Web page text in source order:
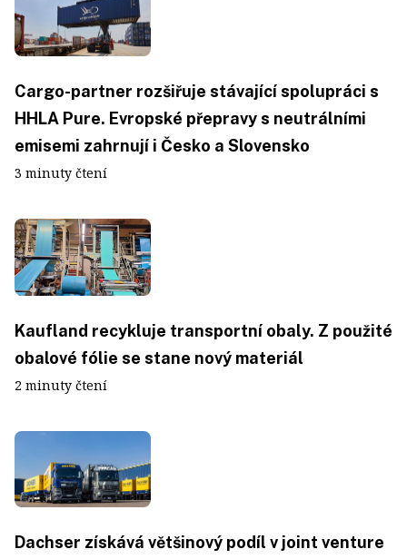
Cargo-partner rozšiřuje stávající spolupráci s
HHLA Pure. Evropské přepravy s neutrálními
emisemi zahrnují i Česko a Slovensko
3 minuty čtení
Kaufland recykluje transportní obaly. Z použité
obalové fólie se stane nový materiál
2 minuty čtení
Dachser získává většinový podíl v joint venture